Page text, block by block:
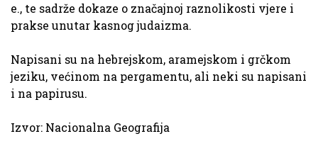
e., te sadrže dokaze o značajnoj raznolikosti vjere i
prakse unutar kasnog judaizma.
Napisani su na hebrejskom, aramejskom i grčkom
jeziku, većinom na pergamentu, ali neki su napisani
i na papirusu.
Izvor: Nacionalna Geografija